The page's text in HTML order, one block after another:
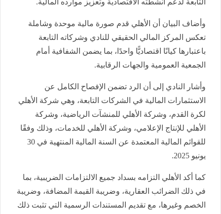
وأضاف البيان أن الأهلي قدم صورة مالية موحدة وشاملة
تعكس المركز المالي الحقيقي للنادي وشركاته التابعة
باعتبارها كيانًا اقتصاديًّا واحدًا، بما يضمن الشفافية أمام
الجمعية العمومية والجهات الرقابية.
وأشار النادي إلى أن الرد تضمن الإفصاح الكامل عن
الاستثمارات المالية في الشركات التابعة، وهي شركة الأهلي
لكرة القدم، وشركة الأهلي للمنشآت الرياضية، وشركة
الأهلي للإنتاج الإعلامي، وشركة الأهلي للخدمات، وذلك وفقًا
للقوائم المالية المعتمدة عن السنة المالية المنتهية في 30
يونيو 2025.
كما أكد الأهلي التزامه بسداد جميع الالتزامات الضريبية، بما
في ذلك الضرائب العقارية، وضريبة القيمة المضافة، وضريبة
الخصم وغيرها، مع تقديم المستندات الرسمية التي تثبت ذلك